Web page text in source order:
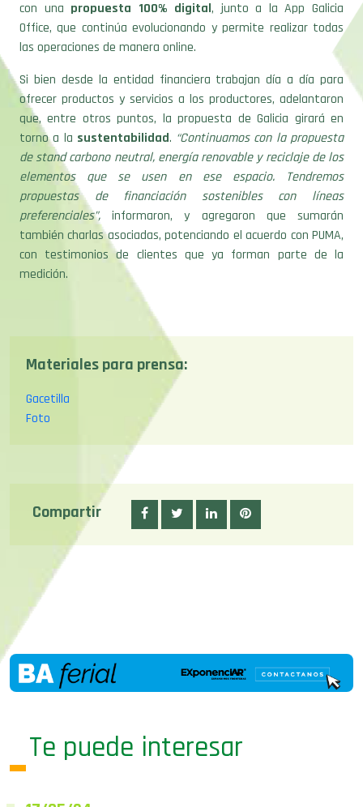
las operaciones de manera online.
Si bien desde la entidad financiera trabajan día a día para
ofrecer productos y servicios a los productores, adelantaron
que, entre otros puntos, la propuesta de Galicia girará en
torno a la sustentabilidad. “Continuamos con la propuesta
de stand carbono neutral, energía renovable y reciclaje de los
elementos que se usen en ese espacio. Tendremos
propuestas de financiación sostenibles con líneas
preferenciales”,informaron, y agregaron que sumarán
también charlas asociadas, potenciando el acuerdo con PUMA,
con testimonios de clientes que ya forman parte de la
medición.
Materiales para prensa:
Gacetilla
Foto
Compartir